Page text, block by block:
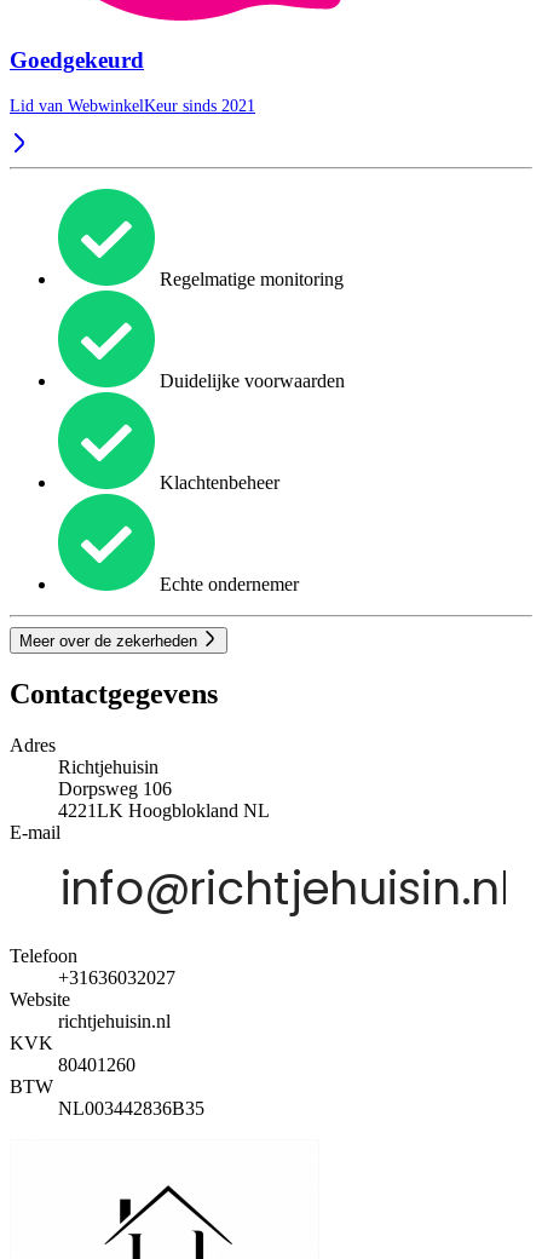
Goedgekeurd
Lid van WebwinkelKeur sinds 2021
Regelmatige monitoring
Duidelijke voorwaarden
Klachtenbeheer
Echte ondernemer
Meer over de zekerheden
Contactgegevens
Adres
Richtjehuisin
Dorpsweg 106
4221LK Hoogblokland NL
E-mail
Telefoon
+31636032027
Website
richtjehuisin.nl
KVK
80401260
BTW
NL003442836B35